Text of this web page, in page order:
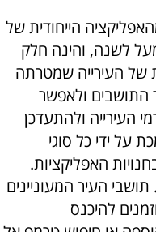
הייחודית של
לשנה, והינה חלק
של העירייה שמטרתה
התושבים ולאפשר
העירייה ולהתעדכן
על ידי כל סוגי
האפליקציות.
העיר המעוניינים
להיכנס